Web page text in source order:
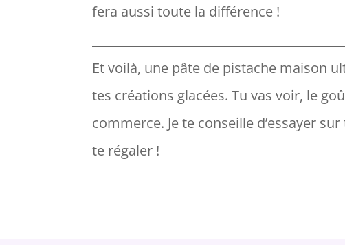
fera aussi toute la différence !
Et voilà, une pâte de pistache maison
tes créations glacées. Tu vas voir, le
commerce. Je te conseille d’essayer
te régaler !